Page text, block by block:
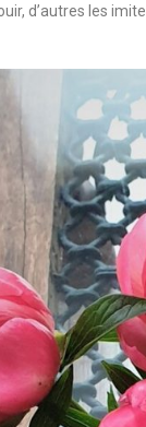
d’autres les